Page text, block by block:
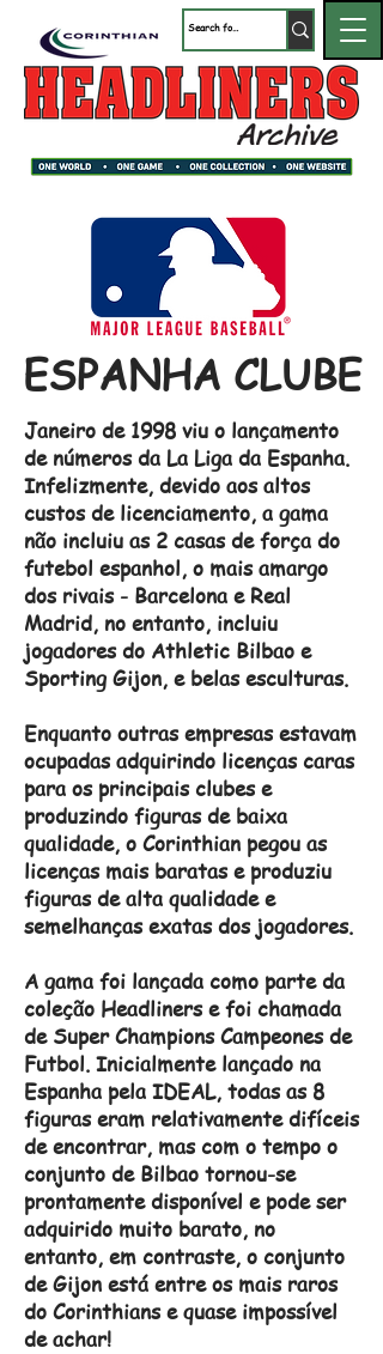
ESPANHA CLUBE
Janeiro de 1998 viu o lançamento
de números da La Liga da Espanha.
Infelizmente, devido aos altos
custos de licenciamento, a gama
não incluiu as 2 casas de força do
futebol espanhol, o mais amargo
dos rivais - Barcelona e Real
Madrid, no entanto, incluiu
jogadores do Athletic Bilbao e
Sporting Gijon, e belas esculturas.
Enquanto outras empresas estavam
ocupadas adquirindo licenças caras
para os principais clubes e
produzindo figuras de baixa
qualidade, o Corinthian pegou as
licenças mais baratas e produziu
figuras de alta qualidade e
semelhanças exatas dos jogadores.
A gama foi lançada como parte da
coleção Headliners e foi chamada
de Super Champions Campeones de
Futbol. Inicialmente lançado na
Espanha pela IDEAL, todas as 8
figuras eram relativamente difíceis
de encontrar, mas com o tempo o
conjunto de Bilbao tornou-se
prontamente disponível e pode ser
adquirido muito barato, no
entanto, em contraste, o conjunto
de Gijon está entre os mais raros
do Corinthians e quase impossível
de achar!